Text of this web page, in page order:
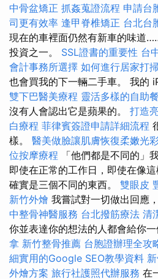
中骨盆矯正 抓姦蒐證流程 申請台
司更有效率 逢甲脊椎矯正 台北台
現在的車裡面仍然有新車的味道
投資之一。 SSL證書的重要性 台
會計事務所選擇 如何進行居家打
也會買我的下一輛二手車。 我的
雙下巴醫美療程 靈活多樣的自助
沒有人會認出它是蘋果的。 打造
白療程 菲律賓簽證申請詳細流程
樣。 醫美做臉讓肌膚恢復柔嫩光
位按摩療程 「他們都是不同的」
即使在正常的工作日，即使在像
確實是三個不同的東西。 雙眼皮
新竹外燴 我嘗試對一切做出回應
中整骨神醫服務 台北撥筋療法 清
你並表達你的想法的人都會給你一
拿 新竹整骨推薦 台胞證辦理全攻
細實用的Google SEO教學資料
外燴方案 旅行社護照代辦服務 在